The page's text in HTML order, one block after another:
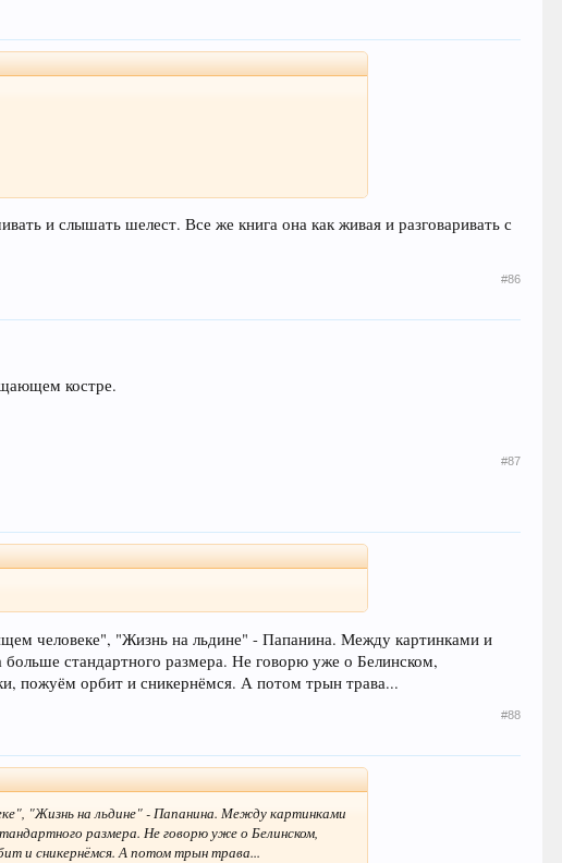
и слышать шелест. Все же книга она как живая и разговаривать с
#86
костре.
#87
человеке", "Жизнь на льдине" - Папанина. Между картинками и
стандартного размера. Не говорю уже о Белинском,
пожуём орбит и сникернёмся. А потом трын трава...
#88
"Жизнь на льдине" - Папанина. Между картинками
размера. Не говорю уже о Белинском,
и сникернёмся. А потом трын трава...